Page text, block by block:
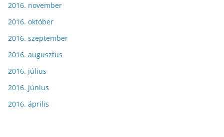
2016. november
2016. október
2016. szeptember
2016. augusztus
2016. július
2016. június
2016. április